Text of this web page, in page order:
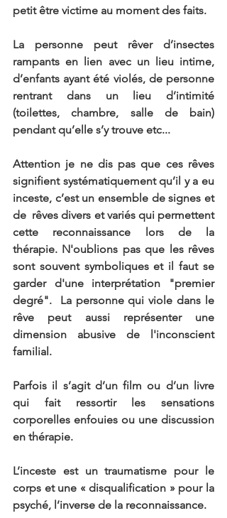
petit être victime au moment des faits.
La personne peut rêver d’insectes
rampants en lien avec un lieu intime,
d’enfants ayant été violés, de personne
rentrant dans un lieu d’intimité
(toilettes, chambre, salle de bain)
pendant qu’elle s’y trouve etc...
Attention je ne dis pas que ces rêves
signifient systématiquement qu’il y a eu
inceste, c’est un ensemble de signes et
de  rêves divers et variés qui permettent
cette reconnaissance lors de la
thérapie. N'oublions pas que les rêves
sont souvent symboliques et il faut se
garder d'une interprétation "premier
degré".  La personne qui viole dans le
rêve peut aussi représenter une
dimension abusive de l'inconscient
familial.
Parfois il s’agit d’un film ou d’un livre
qui fait ressortir les sensations
corporelles enfouies ou une discussion
en thérapie.
L’inceste est un traumatisme pour le
corps et une « disqualification » pour la
psyché, l’inverse de la reconnaissance.